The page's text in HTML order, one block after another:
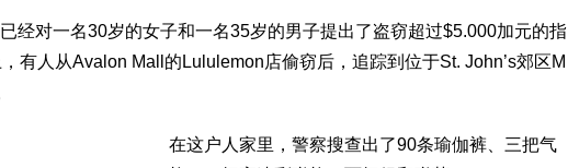
经对一名30岁的女子和一名35岁的男子提出了盗窃超过$5.000加元的指
有人从Avalon Mall的Lululemon店偷窃后，追踪到位于St. John’s郊区M
在这户人家里，警察搜查出了90条瑜伽裤、三把气